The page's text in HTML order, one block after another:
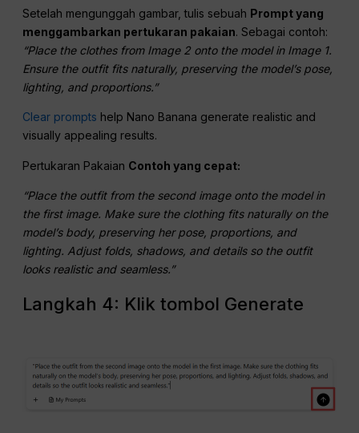
Setelah mengunggah gambar, tulis sebuah Prompt yang
menggambarkan pertukaran pakaian. Sebagai contoh:
“Place the clothes from Image 2 onto the model in Image 1.
Ensure the outfit fits naturally, preserving the model’s pose,
lighting, and proportions.”
Clear prompts help Nano Banana generate realistic and
visually appealing results.
Pertukaran Pakaian Contoh yang cepat:
“Place the outfit from the second image onto the model in
the first image. Make sure the clothing fits naturally on the
model’s body, preserving her pose, proportions, and
lighting. Adjust folds, shadows, and details so the outfit
looks realistic and seamless.”
Langkah 4: Klik tombol Generate